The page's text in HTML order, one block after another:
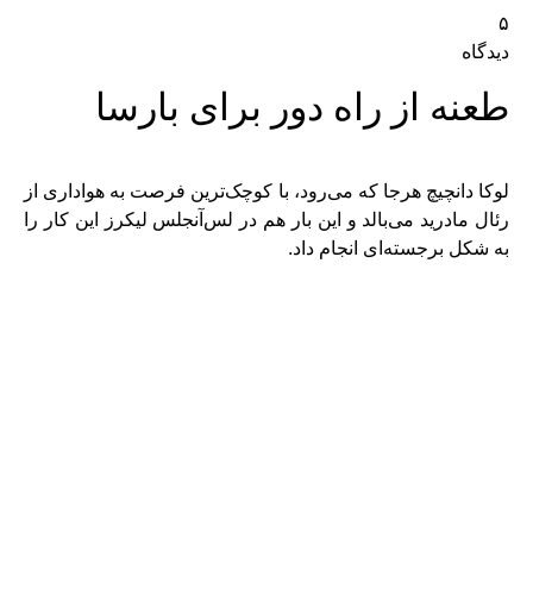
۵
دیدگاه
طعنه از راه دور برای بارسا
لوکا دانچیچ هرجا که می‌رود، با کوچک‌ترین فرصت به هواداری‌ از
رئال مادرید می‌بالد و این بار هم در لس‌آنجلس لیکرز این کار را
به شکل برجسته‌ای انجام داد.